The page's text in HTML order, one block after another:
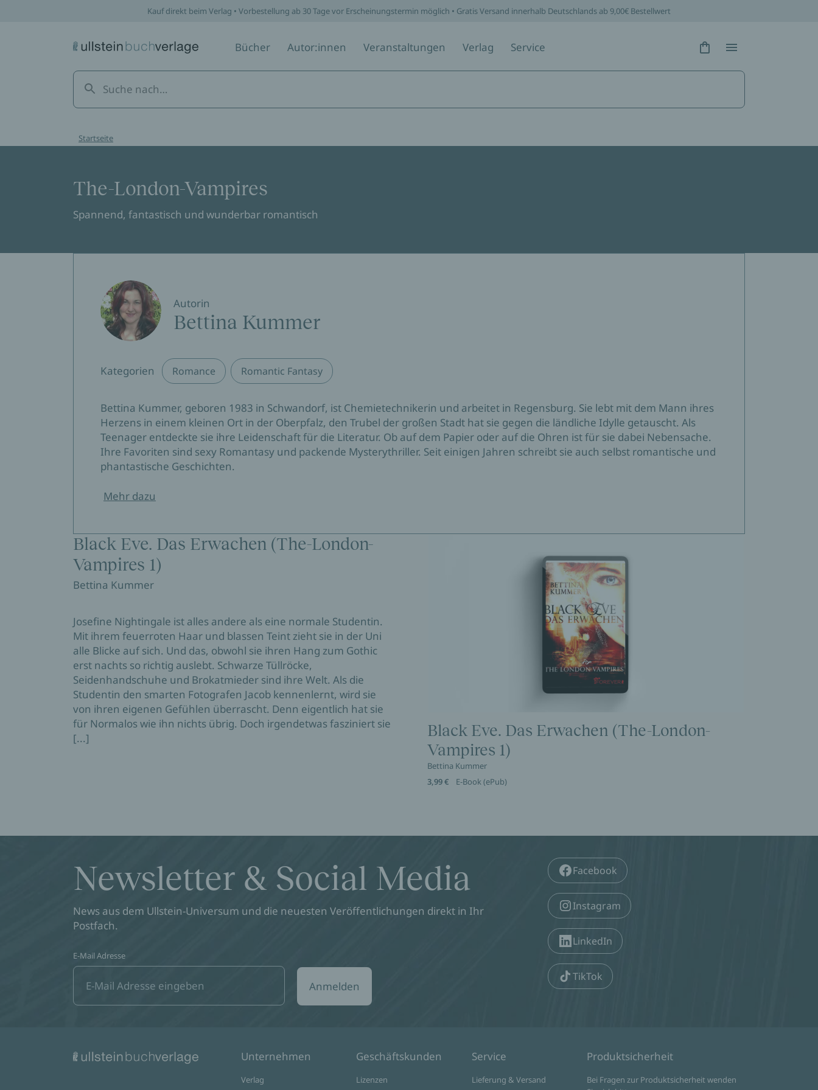
Kauf direkt beim Verlag • Vorbestellung ab 30 Tage vor Erscheinungstermin möglich • Gratis Versand innerhalb Deutschlands ab 9,00€ Bestellwert
Bücher Autor:innen Veranstaltungen Verlag Service Hidden Text
Hidden Text
Startseite
The-London-Vampires
Spannend, fantastisch und wunderbar romantisch
Autorin
Bettina Kummer
Kategorien Romance Romantic Fantasy
Bettina Kummer, geboren 1983 in Schwandorf, ist Chemietechnikerin und arbeitet in Regensburg. Sie lebt mit dem Mann ihres
Herzens in einem kleinen Ort in der Oberpfalz, den Trubel der großen Stadt hat sie gegen die ländliche Idylle getauscht. Als
Teenager entdeckte sie ihre Leidenschaft für die Literatur. Ob auf dem Papier oder auf die Ohren ist für sie dabei Nebensache.
Ihre Favoriten sind sexy Romantasy und packende Mysterythriller. Seit einigen Jahren schreibt sie auch selbst romantische und
phantastische Geschichten.
Mehr dazu
Black Eve. Das Erwachen (The-London-
Vampires 1)
Bettina Kummer
Josefine Nightingale ist alles andere als eine normale Studentin.
Mit ihrem feuerroten Haar und blassen Teint zieht sie in der Uni
alle Blicke auf sich. Und das, obwohl sie ihren Hang zum Gothic
erst nachts so richtig auslebt. Schwarze Tüllröcke,
Seidenhandschuhe und Brokatmieder sind ihre Welt. Als die
Studentin den smarten Fotografen Jacob kennenlernt, wird sie
von ihren eigenen Gefühlen überrascht. Denn eigentlich hat sie
für Normalos wie ihn nichts übrig. Doch irgendetwas fasziniert sie
[...]
Black Eve. Das Erwachen (The-London-
Vampires 1)
Bettina Kummer
3,99 €
E-Book (ePub)
Newsletter & Social Media
News aus dem Ullstein-Universum und die neuesten Veröffentlichungen direkt in Ihr
Postfach.
E-Mail Adresse
Anmelden
Facebook
Instagram
LinkedIn
TikTok
Unternehmen
Verlag
Geschäftskunden
Lizenzen
Service
Lieferung & Versand
Produktsicherheit
Bei Fragen zur Produktsicherheit wenden